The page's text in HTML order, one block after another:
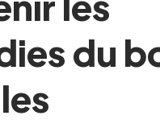
du